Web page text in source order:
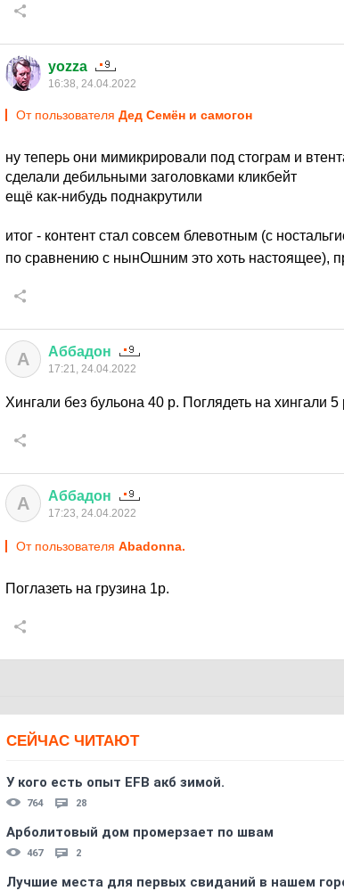
yozza
16:38, 24.04.2022
От пользователя Дед Семён и самогон
ну теперь они мимикрировали под стограм и
сделали дебильными заголовками кликбейт
ещё как-нибудь поднакрутили
итог - контент стал совсем блевотным (с
по сравнению с нынОшним это хоть настоящее),
А Аббадон
17:21, 24.04.2022
Хингали без бульона 40 р. Поглядеть на хингали 5
А Аббадон
17:23, 24.04.2022
От пользователя Abadonnа.
Поглазеть на грузина 1р.
СЕЙЧАС ЧИТАЮТ
У кого есть опыт EFB акб зимой.
764 28
Арболитовый дом промерзает по швам
467 2
Лучшие места для первых свиданий в нашем